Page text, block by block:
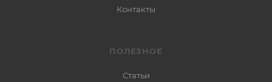
Контакты
ПОЛЕЗНОЕ
Статьи